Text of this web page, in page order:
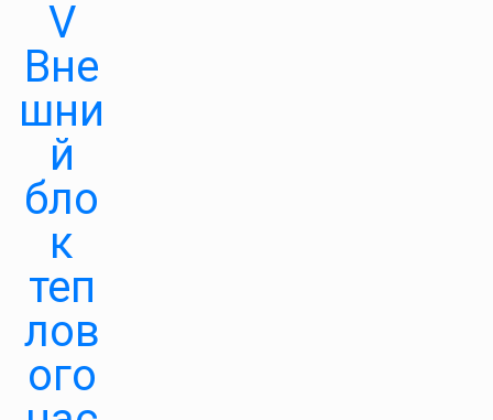
V
Вне
шни
й
бло
к
теп
лов
ого